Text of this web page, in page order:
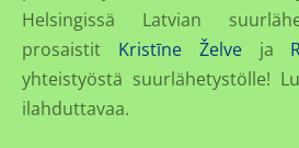
Helsingissä Latvian
prosaistit Kristīne Želveja
yhteistyöstä suurlähetystölle!
ilahduttavaa.